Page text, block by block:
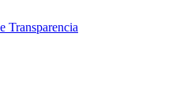
Transparencia